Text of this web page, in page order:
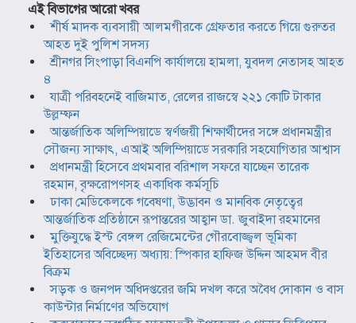
এই বিভাগের আরো খবর
শীর্ষ মাদক ব্যবসায়ী আলমগীরকে গ্রেফতার করতে গিয়ে গুরুতর
আহত দুই পুলিশ সদস্য
শ্রীনগর সিংপাড়া বিএনপি কার্যালয়ে হামলা, যুবদল নেতাসহ আহত
৪
যাত্রী পরিবহনেই বাজিমাত, রেলের রাজস্বে ২২১ কোটি টাকার
উল্লম্ফন
আন্তর্জাতিক অলিম্পিয়াডে স্বর্ণজয়ী শিক্ষার্থীদের সঙ্গে প্রধানমন্ত্রীর
সৌজন্য সাক্ষাৎ, এআই অলিম্পিয়াডে সরকারি সহযোগিতার আশ্বাস
প্রধানমন্ত্রী হিসেবে প্রথমবার বরিশাল সফরে যাচ্ছেন তারেক
রহমান, বৃক্ষরোপণসহ একাধিক কর্মসূচি
ঢাকা মেডিকেলকে গবেষণা, উদ্ভাবন ও মানবিক নেতৃত্বের
আন্তর্জাতিক প্রতিষ্ঠানে রূপান্তরের আহ্বান ডা. জুবাইদা রহমানের
মুক্তিযুদ্ধে ইস্ট বেঙ্গল রেজিমেন্টের গৌরবোজ্জ্বল ভূমিকা
ইতিহাসের অবিচ্ছেদ্য অধ্যায়: স্পিকার হাফিজ উদ্দিন আহমদ বীর
বিক্রম
সড়ক ও জনপদ অধিদপ্তরের জমি দখল করে অবৈধ দোকান ও বাস
কাউন্টার নির্মাণের অভিযোগ